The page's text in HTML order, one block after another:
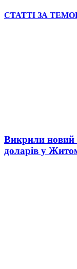
СТАТТІ ЗА
Викрили новий
доларів у